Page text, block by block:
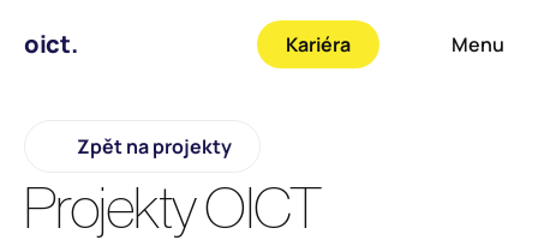
Kariéra Menu
oict.
Zpět na projekty
Projekty OICT